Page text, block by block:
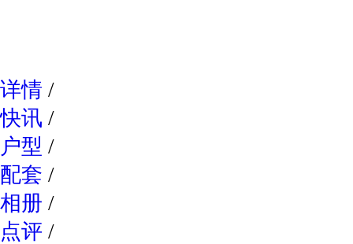
详情 /
快讯 /
户型 /
配套 /
相册 /
点评 /